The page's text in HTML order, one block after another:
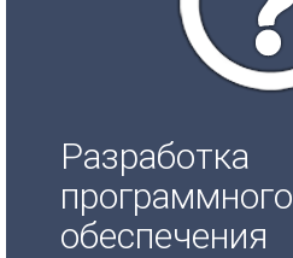
Разработка
программного
обеспечения